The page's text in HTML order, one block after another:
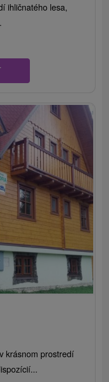
ihličnatého lesa,
krásnom prostredí